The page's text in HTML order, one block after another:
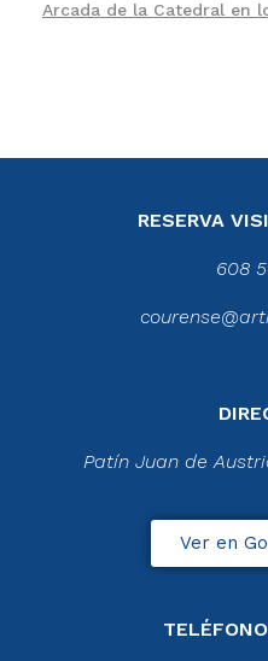
Arcada de la Catedral en
RESERVA
608
Patín Juan de
Ver en